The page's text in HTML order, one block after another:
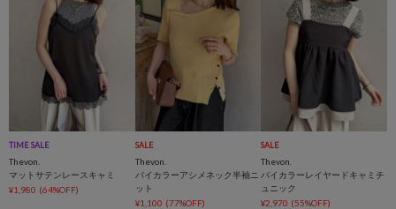
TIME SALE
Thevon.
マットサテンレースキャミ
¥1,980 (64%OFF)
SALE
Thevon.
バイカラーアシメネック半袖ニ
ット
¥1,100 (77%OFF)
SALE
Thevon.
バイカラーレイヤードキャミチ
ュニック
¥2,970 (55%OFF)